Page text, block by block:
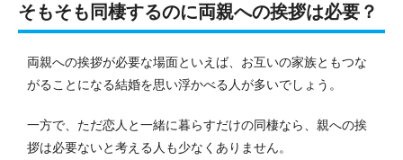
そもそも同棲するのに両親への挨拶は必要？
両親への挨拶が必要な場面といえば、お互いの家族ともつな
がることになる結婚を思い浮かべる人が多いでしょう。
一方で、ただ恋人と一緒に暮らすだけの同棲なら、親への挨
拶は必要ないと考える人も少なくありません。